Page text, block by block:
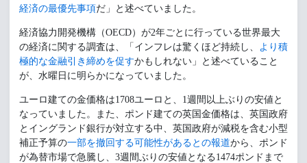
経済の最優先事項だ」と述べていました。
経済協力開発機構（OECD）が2年ごとに行っている世界最大
の経済に関する調査は、「インフレは驚くほど持続し、
より積
極的な金融引き締めを促すかもしれない」と述べていること
が、水曜日に明らかになっていました。
ユーロ建ての金価格は1708ユーロと、1週間以上ぶりの安値と
なっていました。また、ポンド建ての英国金価格は、英国政府
とイングランド銀行が対立する中、英国政府が減税を含む小型
補正予算の一部を撤回する可能性があるとの報道から、ポンド
が為替市場で急騰し、3週間ぶりの安値となる1474ポンドまで